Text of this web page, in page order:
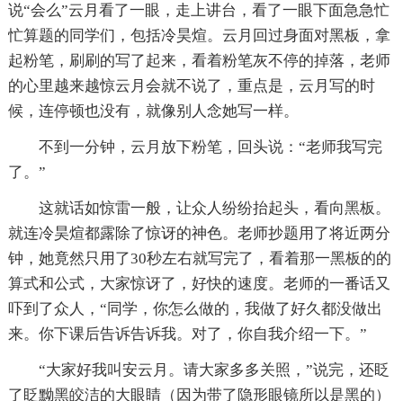
说“会么”云月看了一眼，走上讲台，看了一眼下面急急忙
忙算题的同学们，包括冷昊煊。云月回过身面对黑板，拿
起粉笔，刷刷的写了起来，看着粉笔灰不停的掉落，老师
的心里越来越惊云月会就不说了，重点是，云月写的时
候，连停顿也没有，就像别人念她写一样。
不到一分钟，云月放下粉笔，回头说：“老师我写完
了。”
这就话如惊雷一般，让众人纷纷抬起头，看向黑板。
就连冷昊煊都露除了惊讶的神色。老师抄题用了将近两分
钟，她竟然只用了30秒左右就写完了，看着那一黑板的的
算式和公式，大家惊讶了，好快的速度。老师的一番话又
吓到了众人，“同学，你怎么做的，我做了好久都没做出
来。你下课后告诉告诉我。对了，你自我介绍一下。”
“大家好我叫安云月。请大家多多关照，”说完，还眨
了眨黝黑皎洁的大眼睛（因为带了隐形眼镜所以是黑的）